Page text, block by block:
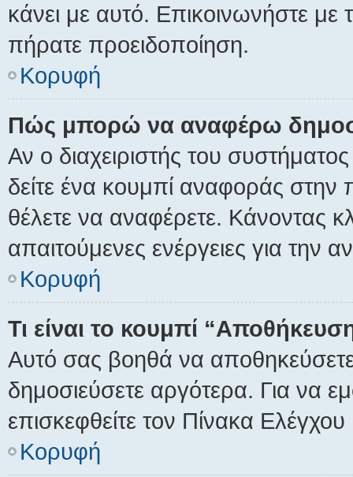
κάνει με αυτό. Επικοινωνήστε με
πήρατε προειδοποίηση.
Κορυφή
Πώς μπορώ να αναφέρω
Αν ο διαχειριστής του
δείτε ένα κουμπί αναφοράς
θέλετε να αναφέρετε. Κάνοντας
απαιτούμενες ενέργειες για την
Κορυφή
Τι είναι το κουμπί
Αυτό σας βοηθά να
δημοσιεύσετε αργότερα. Για να
επισκεφθείτε τον Πίνακα
Κορυφή